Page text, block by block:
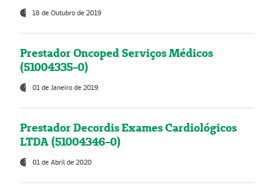
18 de Outubro de 2019
Prestador Oncoped Serviços Médicos
(51004335-0)
01 de Janeiro de 2019
Prestador Decordis Exames Cardiológicos
LTDA (51004346-0)
01 de Abril de 2020